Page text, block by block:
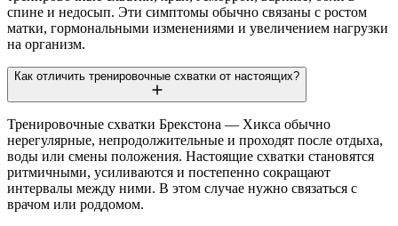
спине и недосып. Эти симптомы обычно связаны с ростом
матки, гормональными изменениями и увеличением нагрузки
на организм.
Как отличить тренировочные схватки от настоящих?
Тренировочные схватки Брекстона — Хикса обычно
нерегулярные, непродолжительные и проходят после отдыха,
воды или смены положения. Настоящие схватки становятся
ритмичными, усиливаются и постепенно сокращают
интервалы между ними. В этом случае нужно связаться с
врачом или роддомом.